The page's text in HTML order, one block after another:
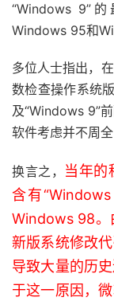
“Windows 9”
Windows 95和
多位人士指出，
数检查操作系统
及“Windows 9”
软件考虑并不周
换言之， 当年的
含有
Windows 98。
新版系统修改
导致大量的历
于这一原因，